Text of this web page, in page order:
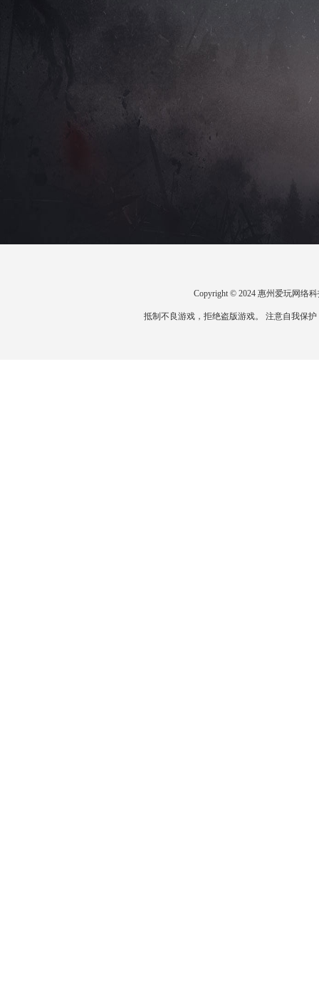
Copyright © 2024 惠州爱玩网络
抵制不良游戏，拒绝盗版游戏。 注意自我保